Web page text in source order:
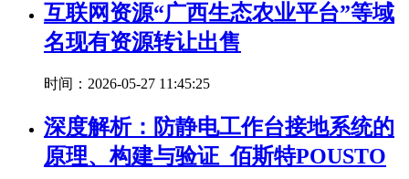
互联网资源“广西生态农业平台”等域
名现有资源转让出售
时间：2026-05-27 11:45:25
深度解析：防静电工作台接地系统的
原理、构建与验证_佰斯特POUSTO